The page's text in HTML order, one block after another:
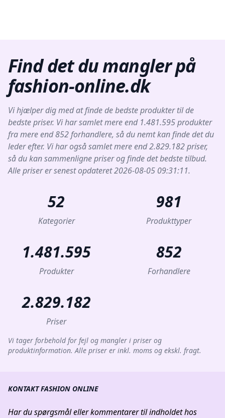
Find det du mangler på
fashion-online.dk
Vi hjælper dig med at finde de bedste produkter til de
bedste priser. Vi har samlet mere end 1.481.595 produkter
fra mere end 852 forhandlere, så du nemt kan finde det du
leder efter. Vi har også samlet mere end 2.829.182 priser,
så du kan sammenligne priser og finde det bedste tilbud.
Alle priser er senest opdateret 2026-08-05 09:31:11.
52
Kategorier
981
Produkttyper
1.481.595
Produkter
852
Forhandlere
2.829.182
Priser
Vi tager forbehold for fejl og mangler i priser og
produktinformation. Alle priser er inkl. moms og ekskl. fragt.
KONTAKT FASHION ONLINE
Har du spørgsmål eller kommentarer til indholdet hos